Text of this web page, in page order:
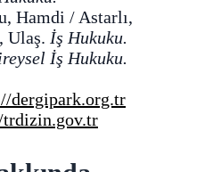
Hamdi / Astarlı,
Ulaş. İş Hukuku.
İş Hukuku.
dergipark.org.tr